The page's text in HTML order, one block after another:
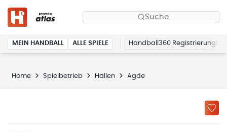
Suche
MEIN HANDBALL ALLE SPIELE Handball360 Registrierung
Home Spielbetrieb Hallen Agde